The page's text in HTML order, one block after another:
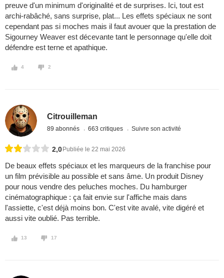
preuve d'un minimum d'originalité et de surprises. Ici, tout est
archi-rabâché, sans surprise, plat... Les effets spéciaux ne sont
cependant pas si moches mais il faut avouer que la prestation de
Sigourney Weaver est décevante tant le personnage qu'elle doit
défendre est terne et apathique.
4 2
Citrouilleman
89 abonnés 663 critiques Suivre son activité
2,0 Publiée le 22 mai 2026
De beaux effets spéciaux et les marqueurs de la franchise pour
un film prévisible au possible et sans âme. Un produit Disney
pour nous vendre des peluches moches. Du hamburger
cinématographique : ça fait envie sur l'affiche mais dans
l'assiette, c'est déjà moins bon. C'est vite avalé, vite digéré et
aussi vite oublié. Pas terrible.
13 17